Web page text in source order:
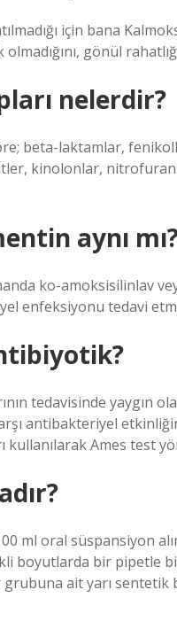
için bana
gönül
nelerdir?
beta-laktamlar,
kinolonlar,
aynı
ko-amoksisilinlav
enfeksiyonu tedavi
tedavisinde
antibakteriyel
Ames test
ml oral süspansiyon
boyutlarda bir pipetle
ait yarı